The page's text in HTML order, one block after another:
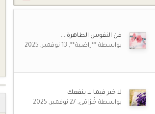
14 نوفمبر 2:12 م
فن النفوس الطاهرة....
بواسطة **راضية** 13 نوفمبر, 2025
لا خير فيما لا ينفعك
بواسطة خُـزَامَى 27 نوفمبر, 2025